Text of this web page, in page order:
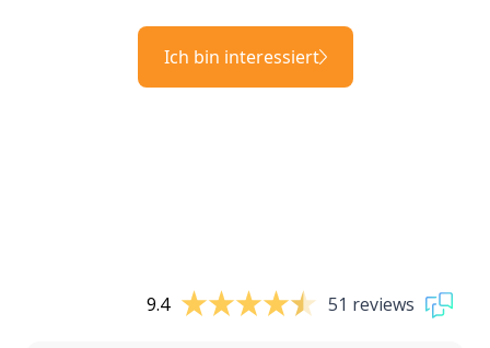
Ich bin interessiert
9.4 51 reviews